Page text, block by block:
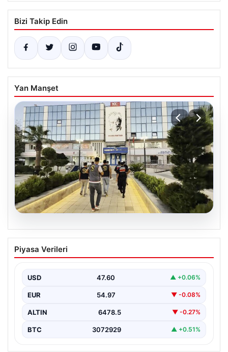
Bizi Takip Edin
Yan Manşet
Menderes Belediyesi Soruşturmasında
Firari Başkan Yardımcısı Yakalandı
soruşturma kapsamında, Belediye Başkan Yardımcısı
Rüzgar Sönmez,…
Piyasa Verileri
USD 47.60 ▲ +0.06%
EUR 54.97 ▼ -0.08%
ALTIN 6478.5 ▼ -0.27%
BTC 3072929 ▲ +0.51%